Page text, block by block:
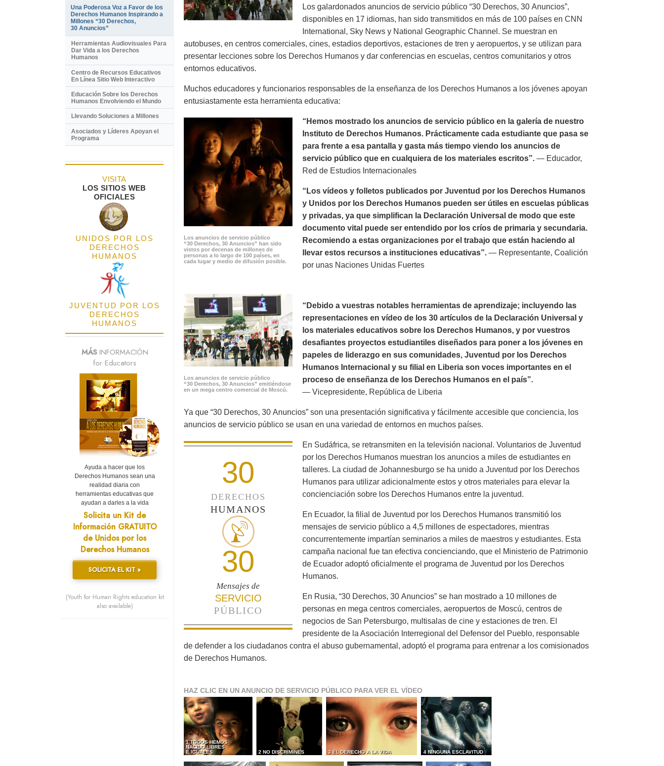
Los galardonados anuncios de servicio público “30 Derechos, 30 Anuncios”,
disponibles en 17 idiomas, han sido transmitidos en más de 100 países en CNN
International, Sky News y National Geographic Channel. Se muestran en
autobuses, en centros comerciales, cines, estadios deportivos, estaciones de tren y aeropuertos, y se utilizan para
presentar lecciones sobre los Derechos Humanos y dar conferencias en escuelas, centros comunitarios y otros
entornos educativos.
Muchos educadores y funcionarios responsables de la enseñanza de los Derechos Humanos a los jóvenes apoyan
entusiastamente esta herramienta educativa:
Los anuncios de servicio público
“30 Derechos, 30 Anuncios” han sido
vistos por decenas de millones de
personas a lo largo de 100 países, en
cada lugar y medio de difusión posible.
“Hemos mostrado los anuncios de servicio público en la galería de nuestro
Instituto de Derechos Humanos. Prácticamente cada estudiante que pasa se
para frente a esa pantalla y gasta más tiempo viendo los anuncios de
servicio público que en cualquiera de los materiales escritos”. — Educador,
Red de Estudios Internacionales
“Los vídeos y folletos publicados por Juventud por los Derechos Humanos
y Unidos por los Derechos Humanos pueden ser útiles en escuelas públicas
y privadas, ya que simplifican la Declaración Universal de modo que este
documento vital puede ser entendido por los críos de primaria y secundaria.
Recomiendo a estas organizaciones por el trabajo que están haciendo al
llevar estos recursos a instituciones educativas”. — Representante, Coalición
por unas Naciones Unidas Fuertes
Los anuncios de servicio público
“30 Derechos, 30 Anuncios” emitiéndose
en un mega centro comercial de Moscú.
“Debido a vuestras notables herramientas de aprendizaje; incluyendo las
representaciones en vídeo de los 30 artículos de la Declaración Universal y
los materiales educativos sobre los Derechos Humanos, y por vuestros
desafiantes proyectos estudiantiles diseñados para poner a los jóvenes en
papeles de liderazgo en sus comunidades, Juventud por los Derechos
Humanos Internacional y su filial en Liberia son voces importantes en el
proceso de enseñanza de los Derechos Humanos en el país”.
— Vicepresidente, República de Liberia
Ya que “30 Derechos, 30 Anuncios” son una presentación significativa y fácilmente accesible que conciencia, los
anuncios de servicio público se usan en una variedad de entornos en muchos países.
30
DERECHOS
HUMANOS
30
Mensajes de
SERVICIO
PÚBLICO
En Sudáfrica, se retransmiten en la televisión nacional. Voluntarios de Juventud
por los Derechos Humanos muestran los anuncios a miles de estudiantes en
talleres. La ciudad de Johannesburgo se ha unido a Juventud por los Derechos
Humanos para utilizar adicionalmente estos y otros materiales para elevar la
concienciación sobre los Derechos Humanos entre la juventud.
En Ecuador, la filial de Juventud por los Derechos Humanos transmitió los
mensajes de servicio público a 4,5 millones de espectadores, mientras
concurrentemente impartían seminarios a miles de maestros y estudiantes. Esta
campaña nacional fue tan efectiva concienciando, que el Ministerio de Patrimonio
de Ecuador adoptó oficialmente el programa de Juventud por los Derechos
Humanos.
En Rusia, “30 Derechos, 30 Anuncios” se han mostrado a 10 millones de
personas en mega centros comerciales, aeropuertos de Moscú, centros de
negocios de San Petersburgo, multisalas de cine y estaciones de tren. El
presidente de la Asociación Interregional del Defensor del Pueblo, responsable
de defender a los ciudadanos contra el abuso gubernamental, adoptó el programa para entrenar a los comisionados
de Derechos Humanos.
HAZ CLIC EN UN ANUNCIO DE SERVICIO PÚBLICO PARA VER EL VÍDEO
1 TODOS HEMOS
NACIDO LIBRES
E IGUALES
2 NO DISCRIMINES 3 EL DERECHO A LA VIDA 4 NINGUNA ESCLAVITUD
Una Poderosa Voz a Favor de los
Derechos Humanos Inspirando a
Millones “30 Derechos,
30 Anuncios”
Herramientas Audiovisuales Para
Dar Vida a los Derechos
Humanos
Centro de Recursos Educativos
En Línea Sitio Web Interactivo
Educación Sobre los Derechos
Humanos Envolviendo el Mundo
Llevando Soluciones a Millones
Asociados y Líderes Apoyan el
Programa
VISITA
LOS SITIOS WEB
OFICIALES
UNIDOS POR LOS
DERECHOS
HUMANOS
JUVENTUD POR LOS
DERECHOS
HUMANOS
MÁSINFORMACIÓN
for Educators
Ayuda a hacer que los
Derechos Humanos sean una
realidad diaria con
herramientas educativas que
ayudan a darles a la vida
Solicita un Kit de
Información GRATUITO
de Unidos por los
Derechos Humanos
SOLICITA EL KIT »
(Youth for Human Rights education kit
also available)